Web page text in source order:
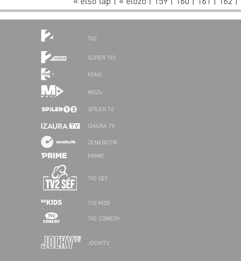
TV2
SUPER TV2
FEM3
MOZI+
SPÍLER TV
IZAURA TV
ZENEBUTIK
PRIME
TV2 SÉF
TV2 KIDS
TV2 COMEDY
JOCKYTV